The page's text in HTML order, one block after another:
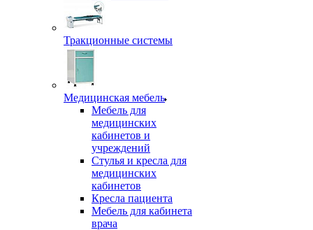
Тракционные системы
Медицинская мебель
Мебель для
медицинских
кабинетов и
учреждений
Стулья и кресла для
медицинских
кабинетов
Кресла пациента
Мебель для кабинета
врача